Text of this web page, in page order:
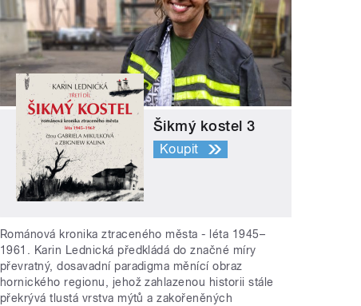
Šikmý kostel 3
Koupit
Románová kronika ztraceného města - léta 1945–
1961. Karin Lednická předkládá do značné míry
převratný, dosavadní paradigma měnící obraz
hornického regionu, jehož zahlazenou historii stále
překrývá tlustá vrstva mýtů a zakořeněných